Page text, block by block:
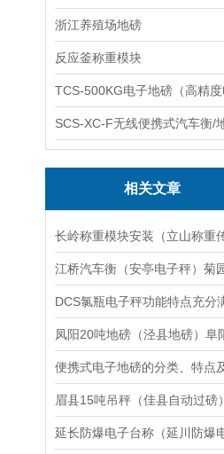
浙江养殖场地磅
反应釜称重模块
相关文章